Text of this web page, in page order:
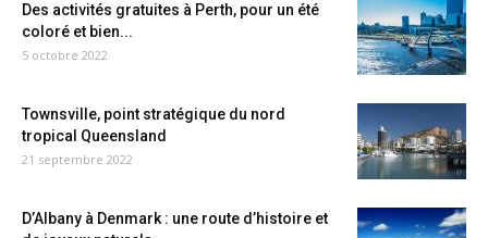
Des activités gratuites à Perth, pour un été
coloré et bien...
5 octobre 2022
Townsville, point stratégique du nord
tropical Queensland
21 septembre 2022
D’Albany à Denmark : une route d’histoire et